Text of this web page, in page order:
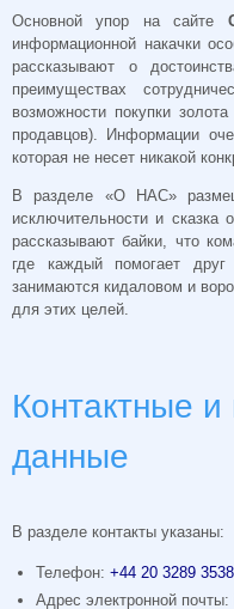
Основной упор на сайте
информационной накачки
рассказывают о
преимуществах
возможности покупки
продавцов). Информации
которая не несет никакой
В разделе «О НАС»
исключительности и
рассказывают байки, что
где каждый помогает
занимаются кидаловом и
для этих целей.
Контактные
данные
В разделе контакты указаны:
Телефон:+44 20 3289 3538
Адрес электронной почты: